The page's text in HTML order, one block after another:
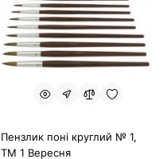
Пензлик поні круглий № 1,
ТМ 1 Вересня